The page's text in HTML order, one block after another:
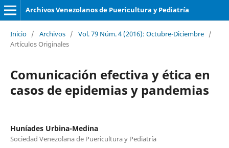
Archivos Venezolanos de Puericultura y Pediatría
Inicio / Archivos / Vol. 79 Núm. 4 (2016): Octubre-Diciembre /
Artículos Originales
Comunicación efectiva y ética en
casos de epidemias y pandemias
Huníades Urbina-Medina
Sociedad Venezolana de Puericultura y Pediatría